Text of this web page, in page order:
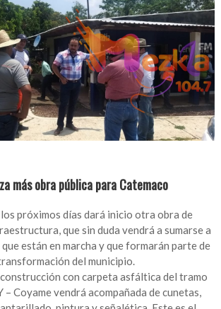
más obra pública para Catemaco
los próximos días dará inicio otra obra de
que sin duda vendrá a sumarse a
que están en marcha y que formarán parte de
del municipio.
con carpeta asfáltica del tramo
– Coyame vendrá acompañada de cunetas,